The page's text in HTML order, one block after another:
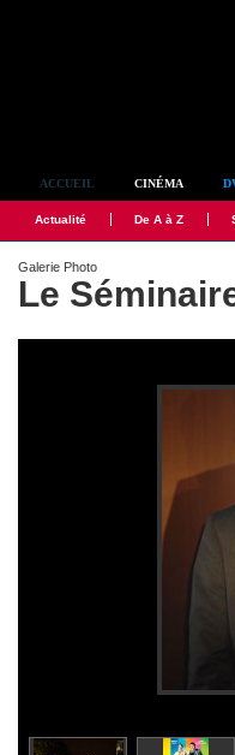
ACCUEIL CINÉMA
Actualité De A à Z
Galerie Photo
Le